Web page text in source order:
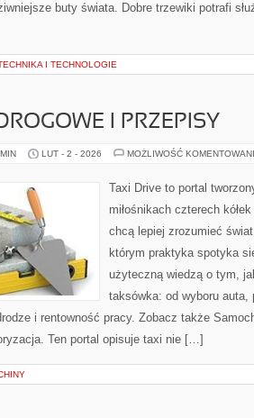
buty świata. Dobre trzewiki potrafi
I TECHNOLOGIE
I PRZEPISY
LUT - 2 - 2026 MOŻLIWOŚĆ
Taxi Drive to portal
miłośnikach czterech
chcą lepiej zrozumieć
którym praktyka spotyka
użyteczną wiedzą o tym,
taksówka: od wyboru
i rentowność pracy. Zobacz także
Ten portal opisuje taxi nie […]